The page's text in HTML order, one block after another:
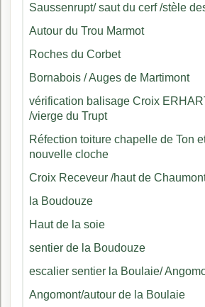
Saussenrupt/ saut du cerf /stèle
Autour du Trou Marmot
Roches du Corbet
Bornabois / Auges de Martimont
vérification balisage Croix
/vierge du Trupt
Réfection toiture chapelle de Ton
nouvelle cloche
Croix Receveur /haut de
la Boudouze
Haut de la soie
sentier de la Boudouze
escalier sentier la Boulaie/
Angomont/autour de la Boulaie